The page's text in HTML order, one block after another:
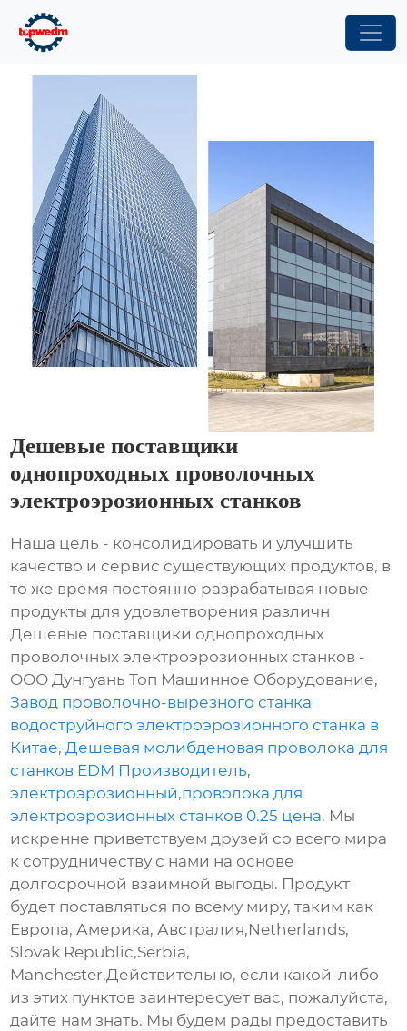
Дешевые поставщики
однопроходных проволочных
электроэрозионных станков
Наша цель - консолидировать и улучшить
качество и сервис существующих продуктов, в
то же время постоянно разрабатывая новые
продукты для удовлетворения различн
Дешевые поставщики однопроходных
проволочных электроэрозионных станков -
ООО Дунгуань Топ Машинное Оборудование,
Завод проволочно-вырезного станка
водоструйного электроэрозионного станка в
Китае, Дешевая молибденовая проволока для
станков EDM Производитель,
электроэрозионный,проволока для
электроэрозионных станков 0.25 цена. Мы
искренне приветствуем друзей со всего мира
к сотрудничеству с нами на основе
долгосрочной взаимной выгоды. Продукт
будет поставляться по всему миру, таким как
Европа, Америка, Австралия,Netherlands,
Slovak Republic,Serbia,
Manchester.Действительно, если какой-либо
из этих пунктов заинтересует вас, пожалуйста,
дайте нам знать. Мы будем рады предоставить